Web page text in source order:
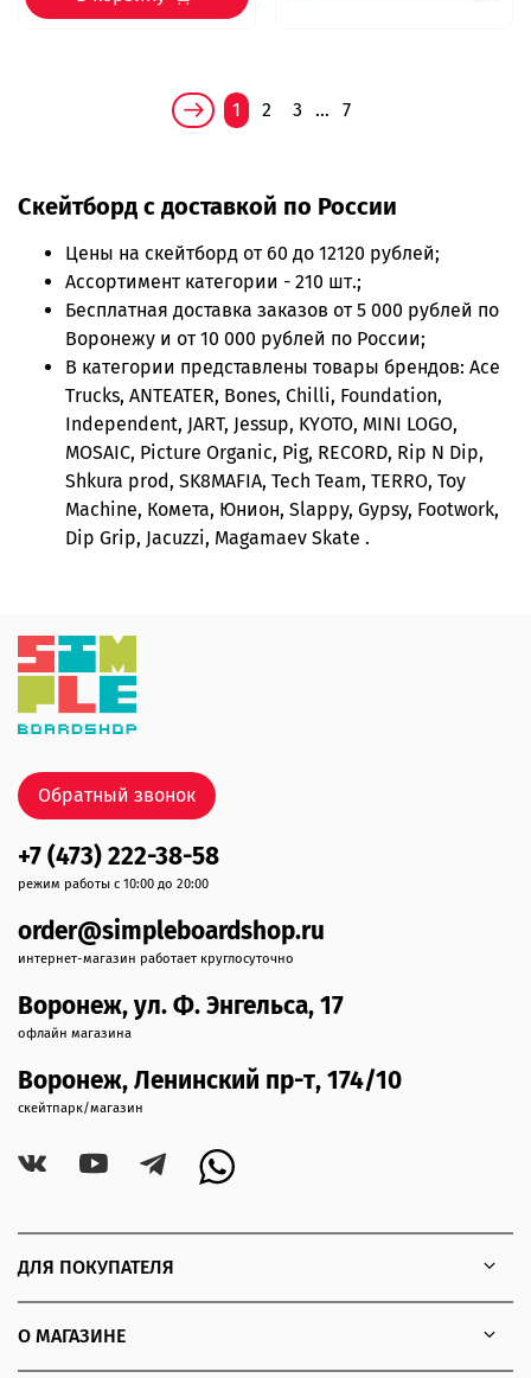
1 2 3 … 7
Скейтборд с доставкой по России
Цены на скейтборд от 60 до 12120 рублей;
Ассортимент категории - 210 шт.;
Бесплатная доставка заказов от 5 000 рублей по
Воронежу и от 10 000 рублей по России;
В категории представлены товары брендов: Ace
Trucks, ANTEATER, Bones, Chilli, Foundation,
Independent, JART, Jessup, KYOTO, MINI LOGO,
MOSAIC, Picture Organic, Pig, RECORD, Rip N Dip,
Shkura prod, SK8MAFIA, Tech Team, TERRO, Toy
Machine, Комета, Юнион, Slappy, Gypsy, Footwork,
Dip Grip, Jacuzzi, Magamaev Skate .
ДЛЯ ПОКУПАТЕЛЯ
О МАГАЗИНЕ
+7 (473) 222-38-58
режим работы с 10:00 до 20:00
order@simpleboardshop.ru
интернет-магазин работает круглосуточно
Воронеж, ул. Ф. Энгельса, 17
офлайн магазина
Воронеж, Ленинский пр-т, 174/10
скейтпарк/магазин
Обратный звонок